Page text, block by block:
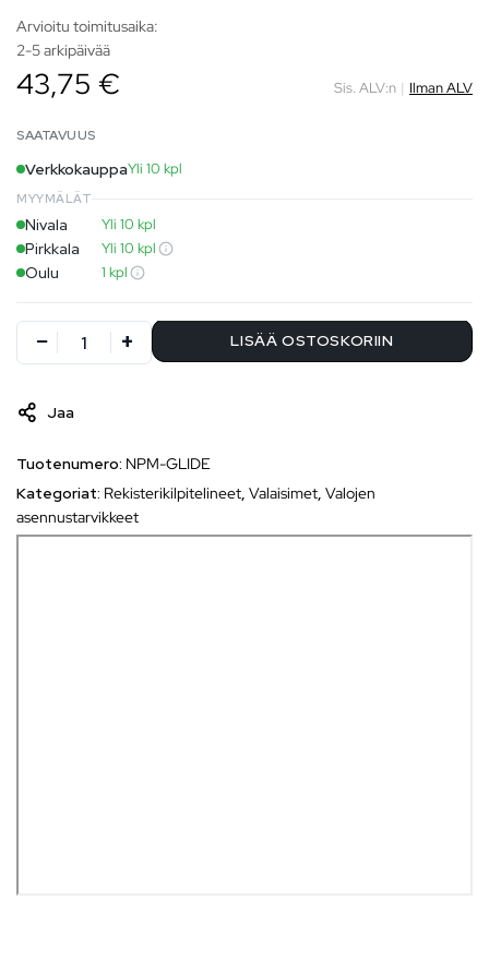
Arvioitu toimitusaika:
2-5 arkipäivää
43,75 € Sis. ALV:n | Ilman ALV
SAATAVUUS
VerkkokauppaYli 10 kpl
MYYMÄLÄT
Nivala Yli 10 kpl
Pirkkala Yli 10 kpl
Oulu 1 kpl
LISÄÄ OSTOSKORIIN
Jaa
Tuotenumero: NPM-GLIDE
Kategoriat: Rekisterikilpitelineet, Valaisimet, Valojen
asennustarvikkeet